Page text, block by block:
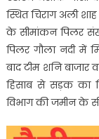
स्थित चिराग अली
के सीमांकन पिलर
पिलर गौला नदी में
बाद टीम शनि बाजार
हिसाब से सड़क का
विभाग की जमीन के